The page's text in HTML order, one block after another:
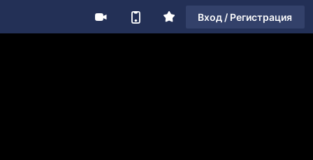
Вход / Регистрация